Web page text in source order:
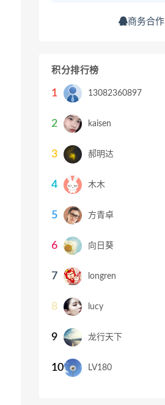
商务合作
积分排行榜
1 13082360897
2 kaisen
3 郝明达
4 木木
5 方青卓
6 向日葵
7 longren
8 lucy
9 龙行天下
10 LV180